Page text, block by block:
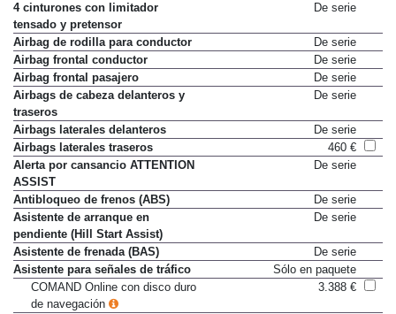
4 cinturones con limitador
tensado y pretensor
De serie
Airbag de rodilla para conductor
De serie
Airbag frontal conductor
De serie
Airbag frontal pasajero
De serie
Airbags de cabeza delanteros y
traseros
De serie
Airbags laterales delanteros
De serie
Airbags laterales traseros
460 €
Alerta por cansancio ATTENTION
ASSIST
De serie
Antibloqueo de frenos (ABS)
De serie
Asistente de arranque en
pendiente (Hill Start Assist)
De serie
Asistente de frenada (BAS)
De serie
Asistente para señales de tráfico
Sólo en paquete
COMAND Online con disco duro
de navegación
3.388 €